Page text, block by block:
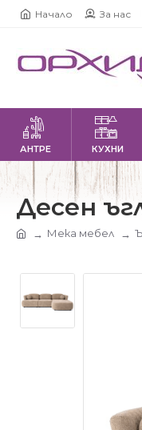
Начало За нас
АНТРЕ КУХНИ
Мека мебел
Десен